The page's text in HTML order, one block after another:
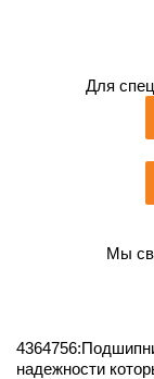
Для
Мы
надежности